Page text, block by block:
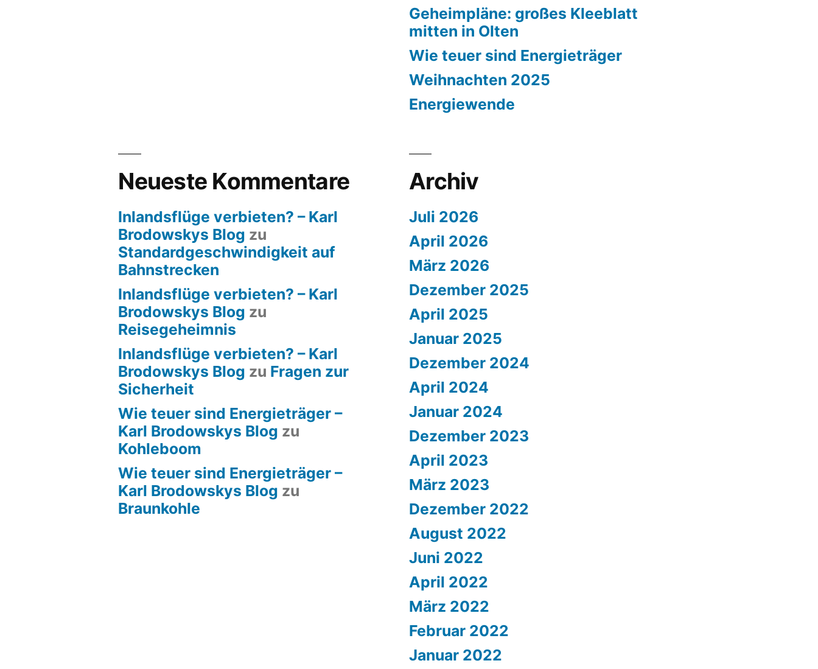
Geheimpläne: großes Kleeblatt
mitten in Olten
Wie teuer sind Energieträger
Weihnachten 2025
Energiewende
Neueste Kommentare
Inlandsflüge verbieten? – Karl
Brodowskys Blog zu
Standardgeschwindigkeit auf
Bahnstrecken
Inlandsflüge verbieten? – Karl
Brodowskys Blog zu
Reisegeheimnis
Inlandsflüge verbieten? – Karl
Brodowskys Blog zu Fragen zur
Sicherheit
Wie teuer sind Energieträger –
Karl Brodowskys Blog zu
Kohleboom
Wie teuer sind Energieträger –
Karl Brodowskys Blog zu
Braunkohle
Archiv
Juli 2026
April 2026
März 2026
Dezember 2025
April 2025
Januar 2025
Dezember 2024
April 2024
Januar 2024
Dezember 2023
April 2023
März 2023
Dezember 2022
August 2022
Juni 2022
April 2022
März 2022
Februar 2022
Januar 2022